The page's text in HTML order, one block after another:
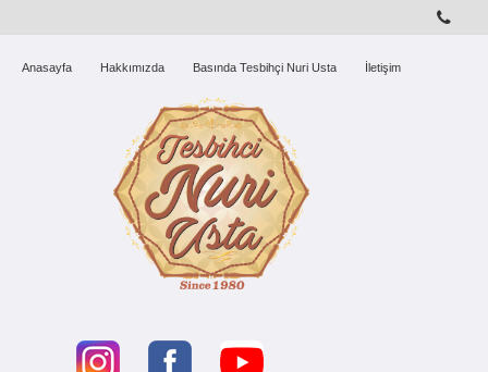
Anasayfa Hakkımızda Basında Tesbihçi Nuri Usta İletişim